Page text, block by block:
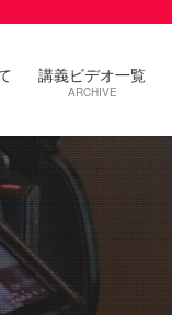
講義ビデオ一覧
ARCHIVE